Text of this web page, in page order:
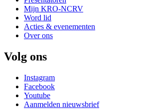
Mijn KRO-NCRV
Word lid
Acties & evenementen
Over ons
Volg ons
Instagram
Facebook
Youtube
Aanmelden nieuwsbrief